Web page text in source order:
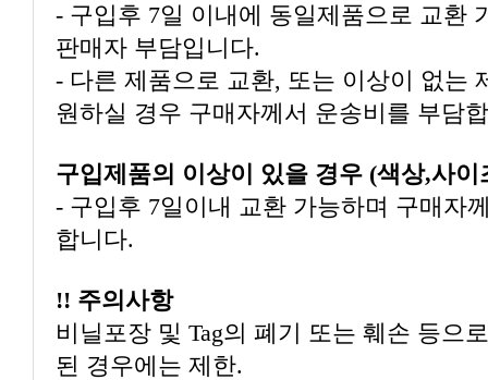
- 구입후 7일 이내에 동일제품으로 교환
판매자 부담입니다.
- 다른 제품으로 교환, 또는 이상이 없는
원하실 경우 구매자께서 운송비를 부담
구입제품의 이상이 있을 경우 (색상,사
- 구입후 7일이내 교환 가능하며 구매자
합니다.
!! 주의사항
비닐포장 및 Tag의 폐기 또는 훼손 등으
된 경우에는 제한.